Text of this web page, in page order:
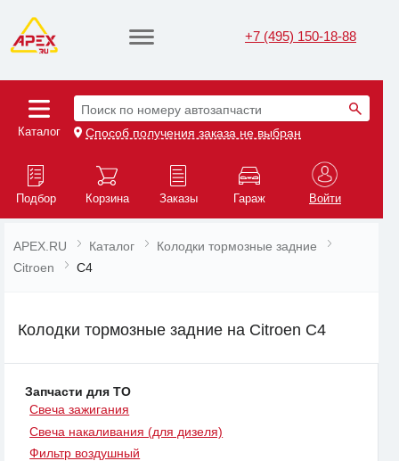
+7 (495) 150-18-88
Каталог
Поиск по номеру автозапчасти
Способ получения заказа не выбран
Подбор Корзина Заказы Гараж Войти
APEX.RU Каталог
Колодки тормозные задние
Citroen
C4
Колодки тормозные задние на Citroen C4
Запчасти для ТО
Свеча зажигания
Свеча накаливания (для дизеля)
Фильтр воздушный